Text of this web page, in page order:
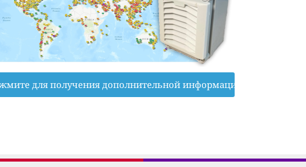
для получения дополнительной информации